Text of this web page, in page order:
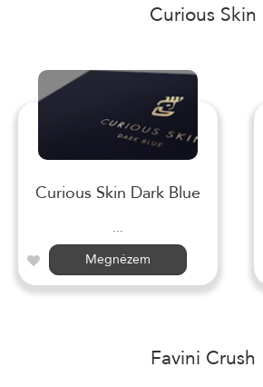
Curious Skin
Curious Skin Dark Blue
...
Megnézem
Favini Crush